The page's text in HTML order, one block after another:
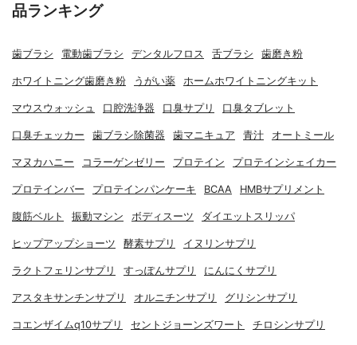
品ランキング
歯ブラシ 電動歯ブラシ デンタルフロス 舌ブラシ 歯磨き粉
ホワイトニング歯磨き粉 うがい薬 ホームホワイトニングキット
マウスウォッシュ 口腔洗浄器 口臭サプリ 口臭タブレット
口臭チェッカー 歯ブラシ除菌器 歯マニキュア 青汁 オートミール
マヌカハニー コラーゲンゼリー プロテイン プロテインシェイカー
プロテインバー プロテインパンケーキ BCAA HMBサプリメント
腹筋ベルト 振動マシン ボディスーツ ダイエットスリッパ
ヒップアップショーツ 酵素サプリ イヌリンサプリ
ラクトフェリンサプリ すっぽんサプリ にんにくサプリ
アスタキサンチンサプリ オルニチンサプリ グリシンサプリ
コエンザイムq10サプリ セントジョーンズワート チロシンサプリ